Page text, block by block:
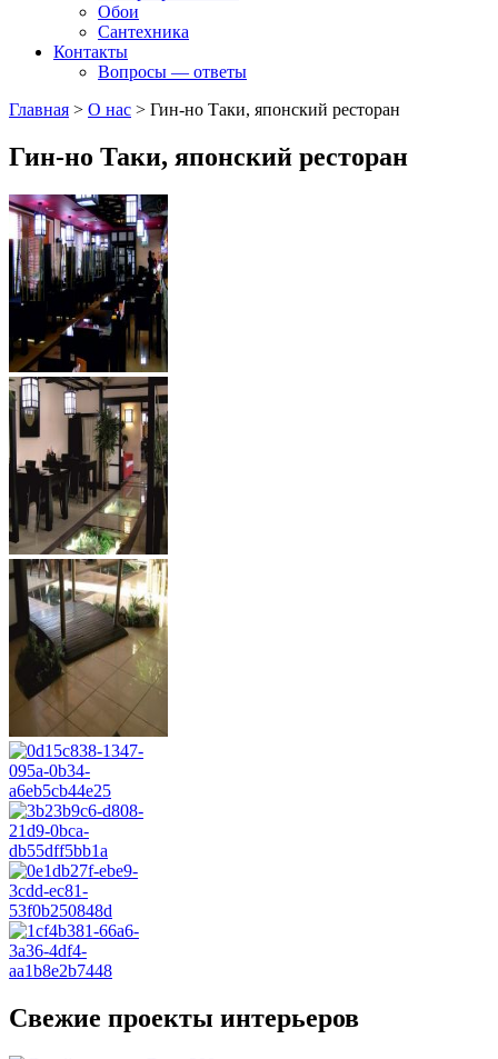
Обои
Сантехника
Контакты
Вопросы — ответы
Главная > О нас > Гин-но Таки, японский ресторан
Гин-но Таки, японский ресторан
Свежие проекты интерьеров